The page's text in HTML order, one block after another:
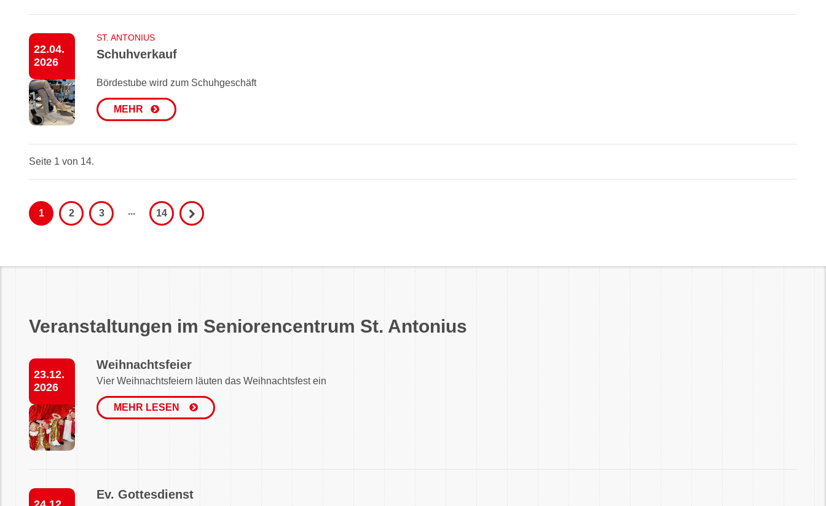
22.04.
2026
ST. ANTONIUS
Schuhverkauf
Bördestube wird zum Schuhgeschäft
MEHR
Seite 1 von 14.
1 2 3 ... 14
Veranstaltungen im Seniorencentrum St. Antonius
23.12.
2026
Weihnachtsfeier
Vier Weihnachtsfeiern läuten das Weihnachtsfest ein
MEHR LESEN
Ev. Gottesdienst